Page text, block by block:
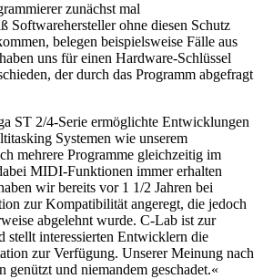
zunächst mal
Softwarehersteller ohne diesen Schutz
belegen beispielsweise Fälle aus
uns für einen Hardware-Schlüssel
der durch das Programm abgefragt
ST 2/4-Serie ermöglichte Entwicklungen
Systemen wie unserem
mehrere Programme gleichzeitig im
MIDI-Funktionen immer erhalten
wir bereits vor 1 1/2 Jahren bei
zur Kompatibilität angeregt, die jedoch
abgelehnt wurde. C-Lab ist zur
stellt interessierten Entwicklern die
zur Verfügung. Unserer Meinung nach
genützt und niemandem geschadet.«